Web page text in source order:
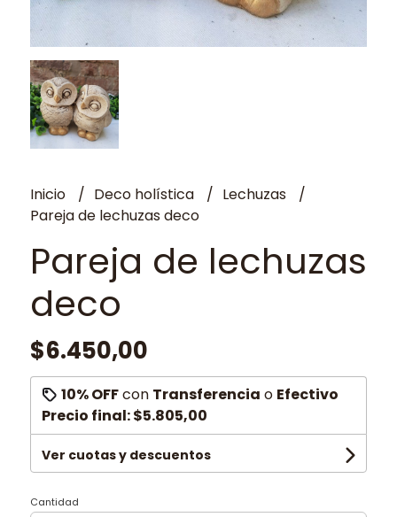
Inicio Deco holística
Lechuzas
Pareja de lechuzas deco
Pareja de lechuzas
deco
$6.450,00
10% OFFcon Transferencia o Efectivo
Precio final:$5.805,00
Ver cuotas y descuentos
Cantidad